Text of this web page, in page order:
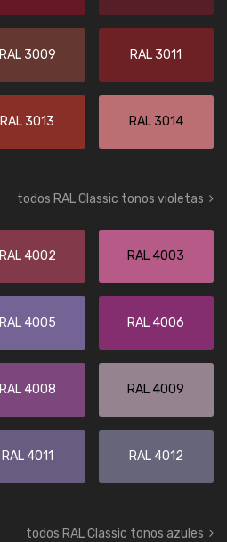
RAL 3009 RAL 3011
RAL 3013 RAL 3014
todos RAL Classic tonos violetas
RAL 4002 RAL 4003
RAL 4005 RAL 4006
RAL 4008 RAL 4009
RAL 4011 RAL 4012
todos RAL Classic tonos azules